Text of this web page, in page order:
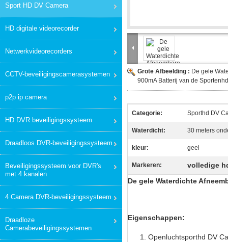
Sport HD DV Camera
HD digitale videorecorder
Netwerkvideorecorders
CCTV-beveiligingscamerasystemen
p2p ip camera
HD DVR beveiligingssysteem
Draadloos DVR-beveiligingssysteem
Beveiligingssysteem voor DVR's
met 4 kanalen
4 Camera DVR-beveiligingssysteem
Draadloze
Camerabeveiligingssystemen
Grote Afbeelding : De gele
900mA Batterij van de
Categorie: Sporthd DV
Waterdicht: 30 meters
kleur: geel
Markeren:
volledige
De gele Waterdichte
Eigenschappen:
Openluchtsporthd DV